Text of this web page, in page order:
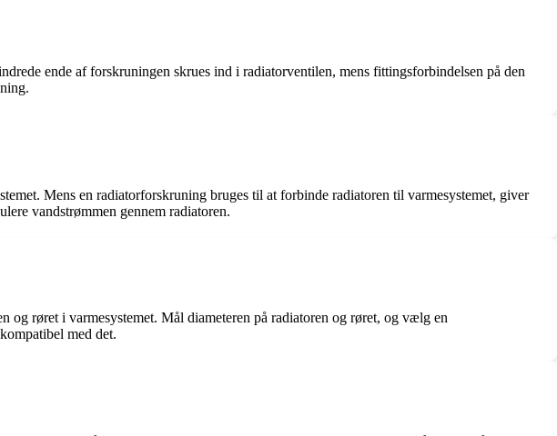
ende af forskruningen skrues ind i radiatorventilen, mens fittingsforbindelsen på den
Mens en radiatorforskruning bruges til at forbinde radiatoren til varmesystemet, giver
vandstrømmen gennem radiatoren.
røret i varmesystemet. Mål diameteren på radiatoren og røret, og vælg en
med det.